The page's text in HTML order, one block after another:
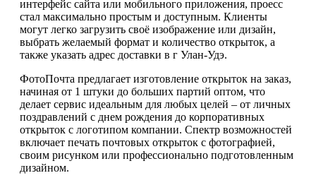
интерфейс сайта или мобильного приложения, проесс
стал максимально простым и доступным. Клиенты
могут легко загрузить своё изображение или дизайн,
выбрать желаемый формат и количество открыток, а
также указать адрес доставки в г Улан-Удэ.
ФотоПочта предлагает изготовление открыток на заказ,
начиная от 1 штуки до больших партий оптом, что
делает сервис идеальным для любых целей – от личных
поздравлений с днем рождения до корпоративных
открыток с логотипом компании. Спектр возможностей
включает печать почтовых открыток с фотографией,
своим рисунком или профессионально подготовленным
дизайном.